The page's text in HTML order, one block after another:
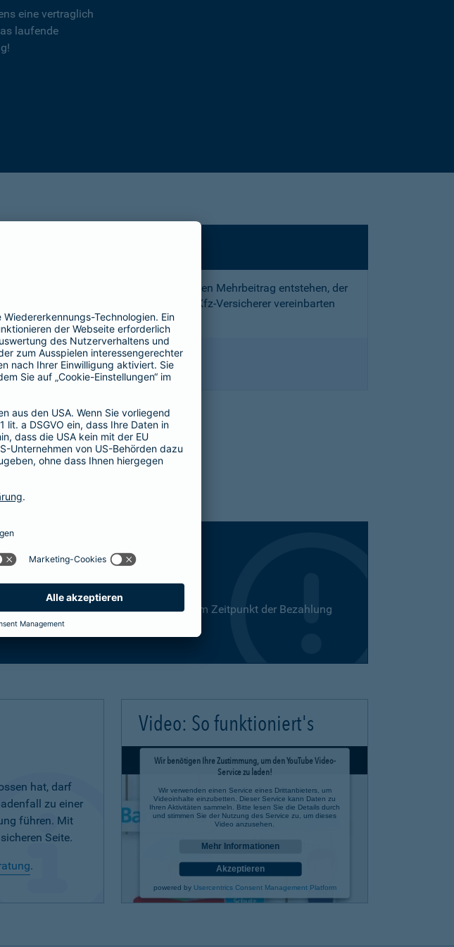
eine vertraglich
laufende
Unfall durch die Vertragsstrafe und den Mehrbeitrag entstehen, der
unerlaubten Erweiterung des mit Ihrem Kfz-Versicherer vereinbarten
gestellt wird
abschließen
Fahrer-Schutz gültig ist. Dies kann zum Zeitpunkt der Bezahlung
hat, darf
zu einer
führen. Mit
Seite.
.
Video: So funktioniert's
Wir benötigen Ihre Zustimmung, um den YouTube Video-
Service zu laden!
Wir verwenden einen Service eines Drittanbieters, um
Videoinhalte einzubetten. Dieser Service kann Daten zu
Ihren Aktivitäten sammeln. Bitte lesen Sie die Details durch
und stimmen Sie der Nutzung des Service zu, um dieses
Video anzusehen.
Mehr Informationen
Akzeptieren
powered by Usercentrics Consent Management Platform